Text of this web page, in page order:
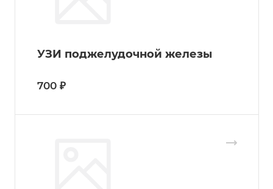
УЗИ поджелудочной железы
700 ₽